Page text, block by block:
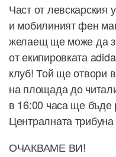
Част от левскарския
и мобилиният фен
желаещ ще може да
от екипировката
клуб! Той ще отвори
на площада до
в 16:00 часа ще
Централната
ОЧАКВАМЕ ВИ!